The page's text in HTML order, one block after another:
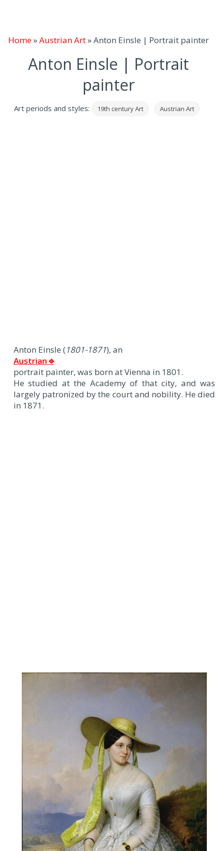
Home»Austrian Art»Anton Einsle | Portrait painter
Anton Einsle | Portrait
painter
Art periods and styles: 19th century Art Austrian Art
Anton Einsle (1801-1871), an
Austrian ⎆
portrait painter, was born at Vienna in 1801.
He studied at the Academy of that city, and was
largely patronized by the court and nobility. He died
in 1871.